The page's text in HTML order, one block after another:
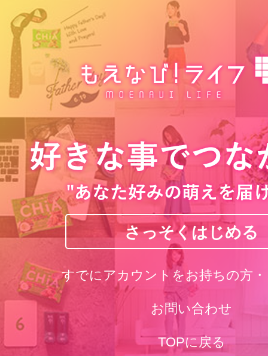
さっそくはじめる
すでにアカウントをお持ちの方
お問い合わせ
TOPに戻る